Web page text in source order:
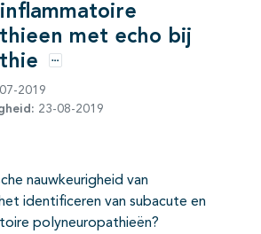
met echo bij
Opties
2019
23-08-2019
nauwkeurigheid van
identificeren van subacute en
polyneuropathieën?